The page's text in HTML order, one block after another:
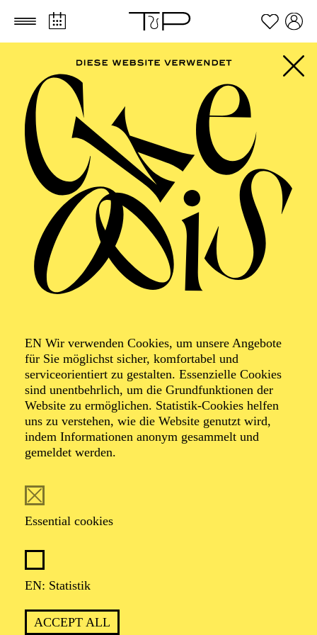
Zum Hauptinhalt springen Zum Footer springen
EN Wir verwenden Cookies, um unsere Angebote
für Sie möglichst sicher, komfortabel und
serviceorientiert zu gestalten. Essenzielle Cookies
sind unentbehrlich, um die Grundfunktionen der
Website zu ermöglichen. Statistik-Cookies helfen
uns zu verstehen, wie die Website genutzt wird,
indem Informationen anonym gesammelt und
gemeldet werden.
Essential cookies
EN: Statistik
ACCEPT ALL
FOLLOW US ON SOCIAL MEDIA
Supported by
ORDER TICKETS +49 201 81 22-200
THEATER UND PHILHARMONIE ESSEN GMBH
OPERNPLATZ 10 — 45128 ESSEN